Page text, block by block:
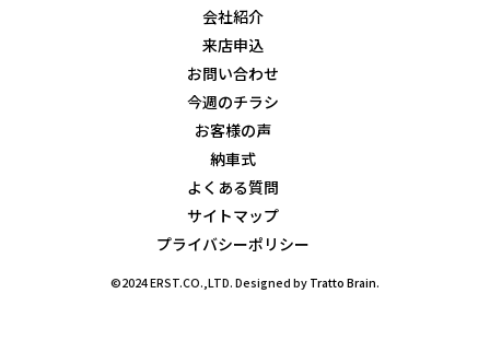
会社紹介
来店申込
お問い合わせ
今週のチラシ
お客様の声
納車式
よくある質問
サイトマップ
プライバシーポリシー
©2024 ERST.CO.,LTD. Designed by Tratto Brain.